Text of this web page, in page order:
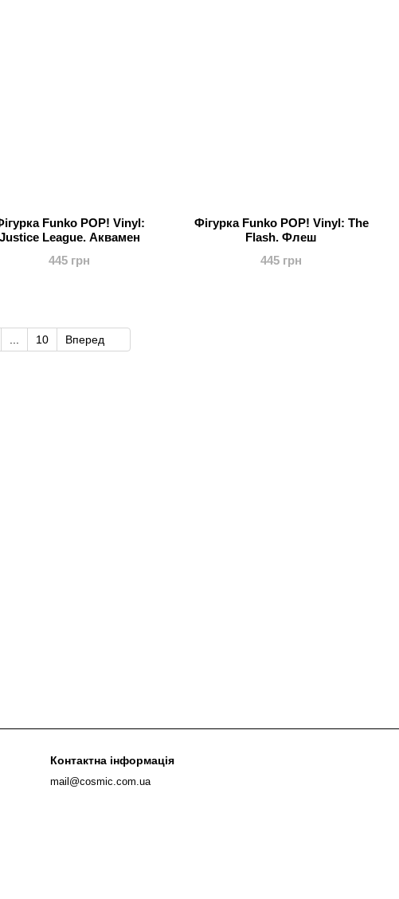
Funko POP! Vinyl:
Justice League. Аквамен
445 грн
Фігурка Funko POP! Vinyl: The
Flash. Флеш
445 грн
... 10 Вперед
Контактна інформація
mail@cosmic.com.ua